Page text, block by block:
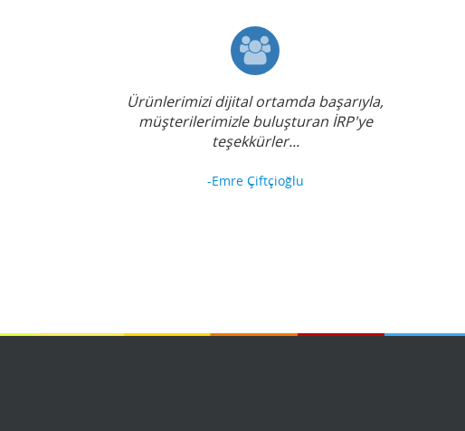
Ürünlerimizi dijital ortamda başarıyla,
müşterilerimizle buluşturan İRP'ye
teşekkürler...
-Emre Çiftçioğlu